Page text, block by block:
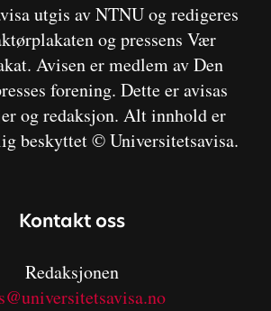
utgis av NTNU og redigeres
og pressens Vær
Avisen er medlem av Den
forening. Dette er avisas
og redaksjon. Alt innhold er
beskyttet © Universitetsavisa.
Kontakt oss
Redaksjonen